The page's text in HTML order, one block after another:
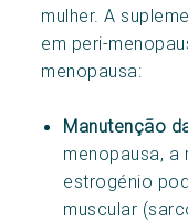
mulher. A
em peri-
menopausa:
Manutenção
menopausa, a
estrogénio
muscular